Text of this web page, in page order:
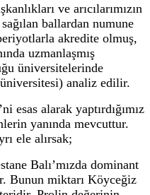
ve arıcılarımızın
ballardan numune
akredite olmuş,
uzmanlaşmış
üniversitelerinde
analiz edilir.
esas alarak yaptırdığımız
yanında mevcuttur.
ele alırsak;
Balı’mızda dominant
Bunun miktarı Köyceğiz